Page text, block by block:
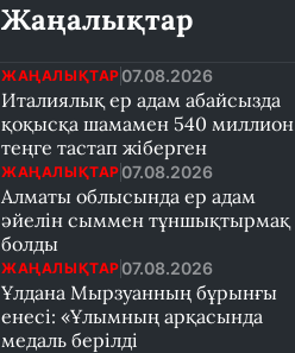
Жаңалықтар
ЖАҢАЛЫҚТАР 07.08.2026
Италиялық ер адам абайсызда
қоқысқа шамамен 540 миллион
теңге тастап жіберген
ЖАҢАЛЫҚТАР 07.08.2026
Алматы облысында ер адам
әйелін сыммен тұншықтырмақ
болды
ЖАҢАЛЫҚТАР 07.08.2026
Ұлдана Мырзуанның бұрынғы
енесі: «Ұлымның арқасында
медаль берілді